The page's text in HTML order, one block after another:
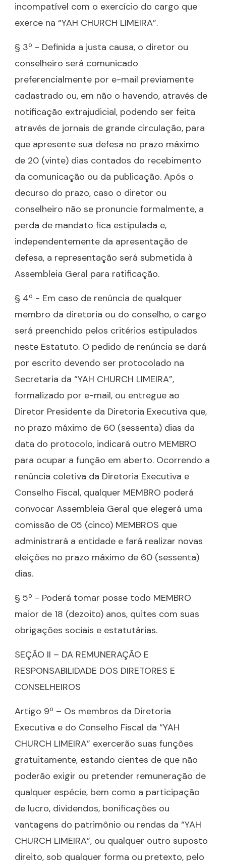
incompatível com o exercício do cargo que
exerce na “YAH CHURCH LIMEIRA”.
§ 3º - Definida a justa causa, o diretor ou
conselheiro será comunicado
preferencialmente por e-mail previamente
cadastrado ou, em não o havendo, através de
notificação extrajudicial, podendo ser feita
através de jornais de grande circulação, para
que apresente sua defesa no prazo máximo
de 20 (vinte) dias contados do recebimento
da comunicação ou da publicação. Após o
decurso do prazo, caso o diretor ou
conselheiro não se pronuncie formalmente, a
perda de mandato fica estipulada e,
independentemente da apresentação de
defesa, a representação será submetida à
Assembleia Geral para ratificação.
§ 4º - Em caso de renúncia de qualquer
membro da diretoria ou do conselho, o cargo
será preenchido pelos critérios estipulados
neste Estatuto. O pedido de renúncia se dará
por escrito devendo ser protocolado na
Secretaria da “YAH CHURCH LIMEIRA”,
formalizado por e-mail, ou entregue ao
Diretor Presidente da Diretoria Executiva que,
no prazo máximo de 60 (sessenta) dias da
data do protocolo, indicará outro MEMBRO
para ocupar a função em aberto. Ocorrendo a
renúncia coletiva da Diretoria Executiva e
Conselho Fiscal, qualquer MEMBRO poderá
convocar Assembleia Geral que elegerá uma
comissão de 05 (cinco) MEMBROS que
administrará a entidade e fará realizar novas
eleições no prazo máximo de 60 (sessenta)
dias.
§ 5º - Poderá tomar posse todo MEMBRO
maior de 18 (dezoito) anos, quites com suas
obrigações sociais e estatutárias.
SEÇÃO II – DA REMUNERAÇÃO E
RESPONSABILIDADE DOS DIRETORES E
CONSELHEIROS
Artigo 9º – Os membros da Diretoria
Executiva e do Conselho Fiscal da “YAH
CHURCH LIMEIRA” exercerão suas funções
gratuitamente, estando cientes de que não
poderão exigir ou pretender remuneração de
qualquer espécie, bem como a participação
de lucro, dividendos, bonificações ou
vantagens do patrimônio ou rendas da “YAH
CHURCH LIMEIRA”, ou qualquer outro suposto
direito, sob qualquer forma ou pretexto, pelo